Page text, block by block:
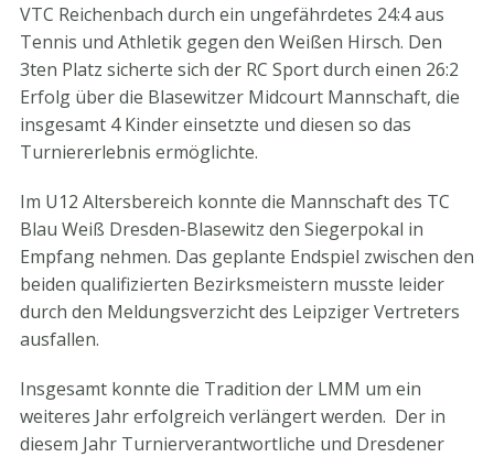
VTC Reichenbach durch ein ungefährdetes 24:4 aus
Tennis und Athletik gegen den Weißen Hirsch. Den
3ten Platz sicherte sich der RC Sport durch einen 26:2
Erfolg über die Blasewitzer Midcourt Mannschaft, die
insgesamt 4 Kinder einsetzte und diesen so das
Turniererlebnis ermöglichte.
Im U12 Altersbereich konnte die Mannschaft des TC
Blau Weiß Dresden-Blasewitz den Siegerpokal in
Empfang nehmen. Das geplante Endspiel zwischen den
beiden qualifizierten Bezirksmeistern musste leider
durch den Meldungsverzicht des Leipziger Vertreters
ausfallen.
Insgesamt konnte die Tradition der LMM um ein
weiteres Jahr erfolgreich verlängert werden. Der in
diesem Jahr Turnierverantwortliche und Dresdener